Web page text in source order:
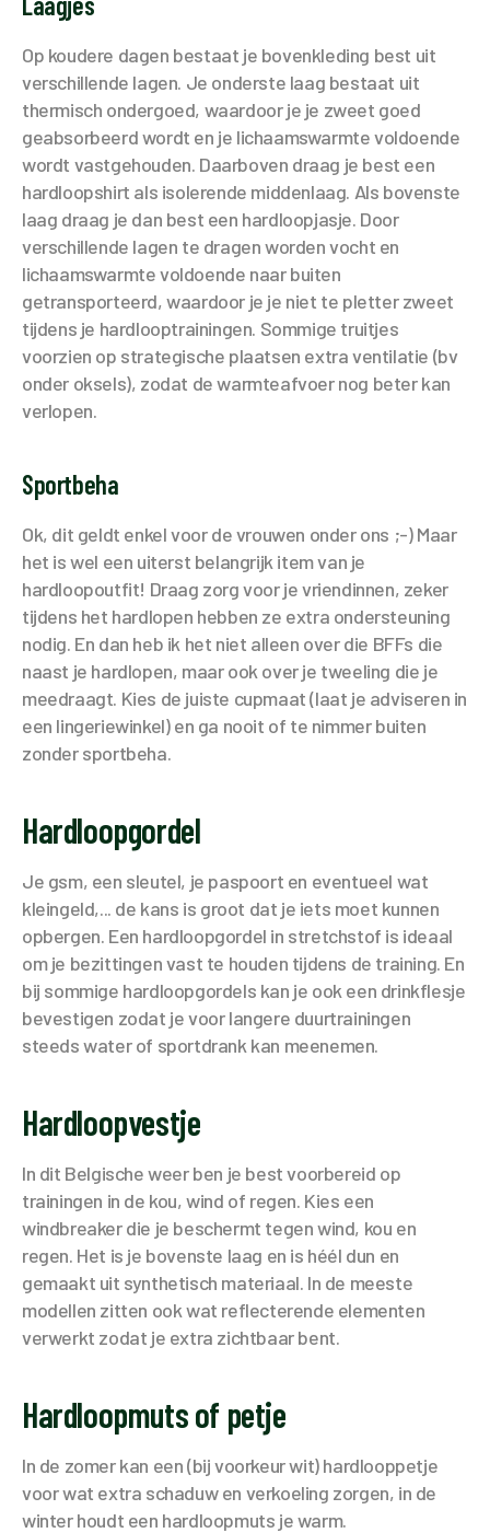
Op koudere dagen bestaat je bovenkleding best uit
verschillende lagen. Je onderste laag bestaat uit
thermisch ondergoed, waardoor je je zweet goed
geabsorbeerd wordt en je lichaamswarmte voldoende
wordt vastgehouden. Daarboven draag je best een
hardloopshirt als isolerende middenlaag. Als bovenste
laag draag je dan best een hardloopjasje. Door
verschillende lagen te dragen worden vocht en
lichaamswarmte voldoende naar buiten
getransporteerd, waardoor je je niet te pletter zweet
tijdens je hardlooptrainingen. Sommige truitjes
voorzien op strategische plaatsen extra ventilatie (bv
onder oksels), zodat de warmteafvoer nog beter kan
verlopen.
Sportbeha
Ok, dit geldt enkel voor de vrouwen onder ons ;-) Maar
het is wel een uiterst belangrijk item van je
hardloopoutfit! Draag zorg voor je vriendinnen, zeker
tijdens het hardlopen hebben ze extra ondersteuning
nodig. En dan heb ik het niet alleen over die BFFs die
naast je hardlopen, maar ook over je tweeling die je
meedraagt. Kies de juiste cupmaat (laat je adviseren in
een lingeriewinkel) en ga nooit of te nimmer buiten
zonder sportbeha.
Hardloopgordel
Je gsm, een sleutel, je paspoort en eventueel wat
kleingeld,... de kans is groot dat je iets moet kunnen
opbergen. Een hardloopgordel in stretchstof is ideaal
om je bezittingen vast te houden tijdens de training. En
bij sommige hardloopgordels kan je ook een drinkflesje
bevestigen zodat je voor langere duurtrainingen
steeds water of sportdrank kan meenemen.
Hardloopvestje
In dit Belgische weer ben je best voorbereid op
trainingen in de kou, wind of regen. Kies een
windbreaker die je beschermt tegen wind, kou en
regen. Het is je bovenste laag en is héél dun en
gemaakt uit synthetisch materiaal. In de meeste
modellen zitten ook wat reflecterende elementen
verwerkt zodat je extra zichtbaar bent.
Hardloopmuts of petje
In de zomer kan een (bij voorkeur wit) hardlooppetje
voor wat extra schaduw en verkoeling zorgen, in de
winter houdt een hardloopmuts je warm.